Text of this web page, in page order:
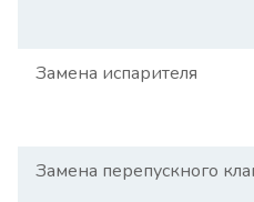
Замена испарителя
Замена перепускного